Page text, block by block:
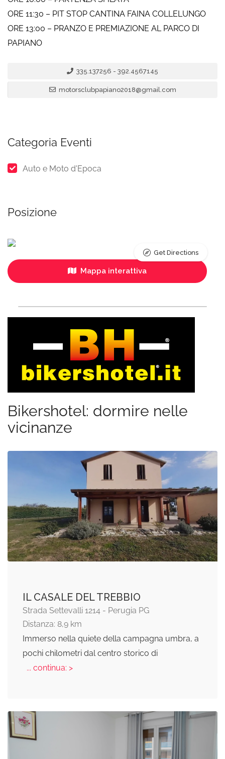
ORE 11:30 – PIT STOP CANTINA FAINA COLLELUNGO
ORE 13:00 – PRANZO E PREMIAZIONE AL PARCO DI
PAPIANO
335.137256 - 392.4567145
motorsclubpapiano2018@gmail.com
Categoria Eventi
Auto e Moto d'Epoca
Posizione
Mappa interattiva
Get Directions
Bikershotel: dormire nelle
vicinanze
IL CASALE DEL TREBBIO
Strada Settevalli 1214 - Perugia PG
Distanza: 8,9 km
Immerso nella quiete della campagna umbra, a
pochi chilometri dal centro storico di
... continua: >